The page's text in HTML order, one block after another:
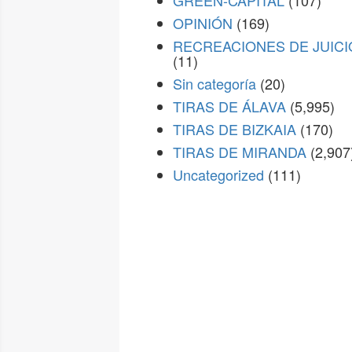
OPINIÓN (169)
RECREACIONES DE
(11)
Sin categoría (20)
TIRAS DE ÁLAVA (5,995)
TIRAS DE BIZKAIA (170)
TIRAS DE MIRANDA
Uncategorized (111)